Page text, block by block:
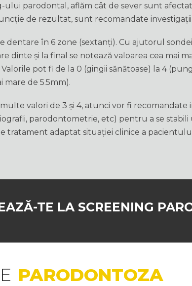
ului parodontal, aflăm cât de sever sunt
de rezultat, sunt recomandate
dentare în 6 zone (sextanți). Cu ajutorul
dinte și la final se notează valoarea cea mai
pot fi de la 0 (gingii sănătoase) la 4
mare de 5.5mm).
valori de 3 și 4, atunci vor fi recomandate
parodontometrie, etc) pentru a se stabili
tratament adaptat situației clinice a
TE LA SCREENING
PARODONTOZA